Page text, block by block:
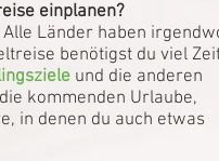
einplanen?
Länder haben
benötigst du viel
und die anderen
kommenden Urlaube,
in denen du auch etwas